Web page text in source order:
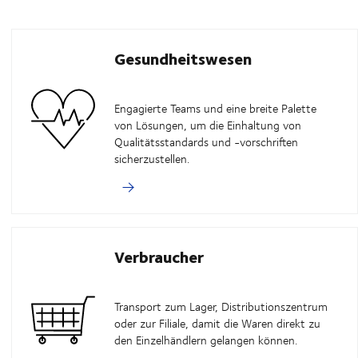
Gesundheitswesen
Engagierte Teams und eine breite Palette
von Lösungen, um die Einhaltung von
Qualitätsstandards und -vorschriften
sicherzustellen.
Verbraucher
Transport zum Lager, Distributionszentrum
oder zur Filiale, damit die Waren direkt zu
den Einzelhändlern gelangen können.